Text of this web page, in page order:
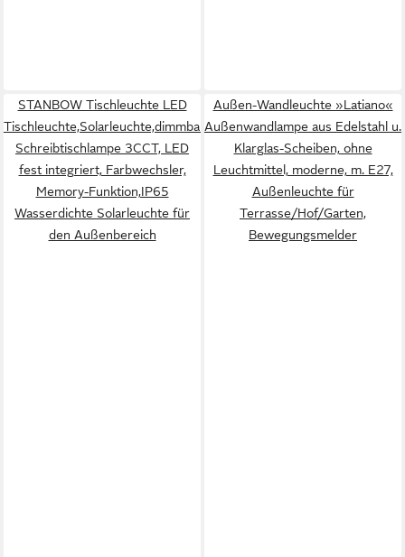
STANBOW Tischleuchte LED
Tischleuchte,Solarleuchte,dimmbare
Schreibtischlampe 3CCT, LED
fest integriert, Farbwechsler,
Memory-Funktion,IP65
Wasserdichte Solarleuchte für
den Außenbereich
Außen-Wandleuchte »Latiano«
Außenwandlampe aus Edelstahl u.
Klarglas-Scheiben, ohne
Leuchtmittel, moderne, m. E27,
Außenleuchte für
Terrasse/Hof/Garten,
Bewegungsmelder